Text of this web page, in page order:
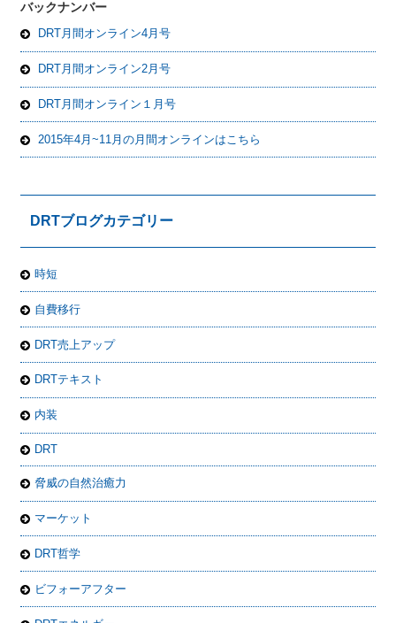
バックナンバー
DRT月間オンライン4月号
DRT月間オンライン2月号
DRT月間オンライン１月号
2015年4月~11月の月間オンラインはこちら
DRTブログカテゴリー
時短
自費移行
DRT売上アップ
DRTテキスト
内装
DRT
脅威の自然治癒力
マーケット
DRT哲学
ビフォーアフター